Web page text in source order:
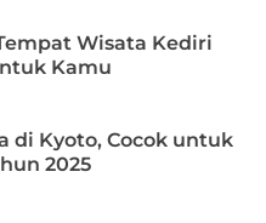
Wisata Kediri
Kamu
di Kyoto, Cocok untuk
2025